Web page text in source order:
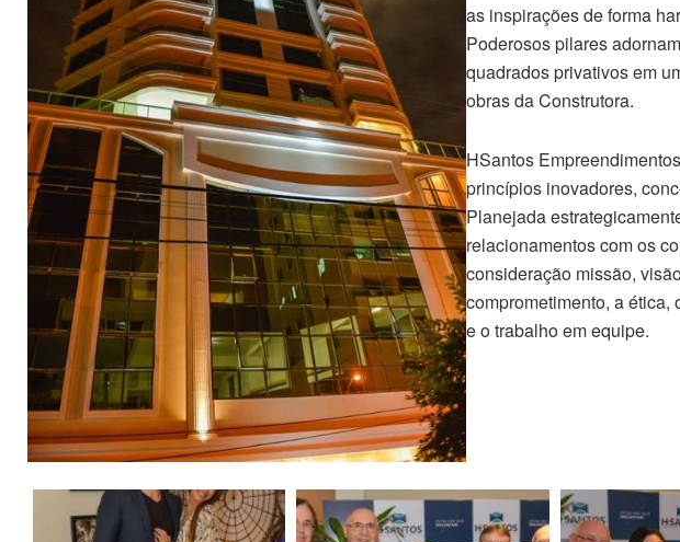
as inspirações de forma
Poderosos pilares
quadrados privativos em
obras da Construtora.
HSantos
princípios inovadores,
Planejada
relacionamentos com os
consideração missão,
comprometimento, a
e o trabalho em equipe.